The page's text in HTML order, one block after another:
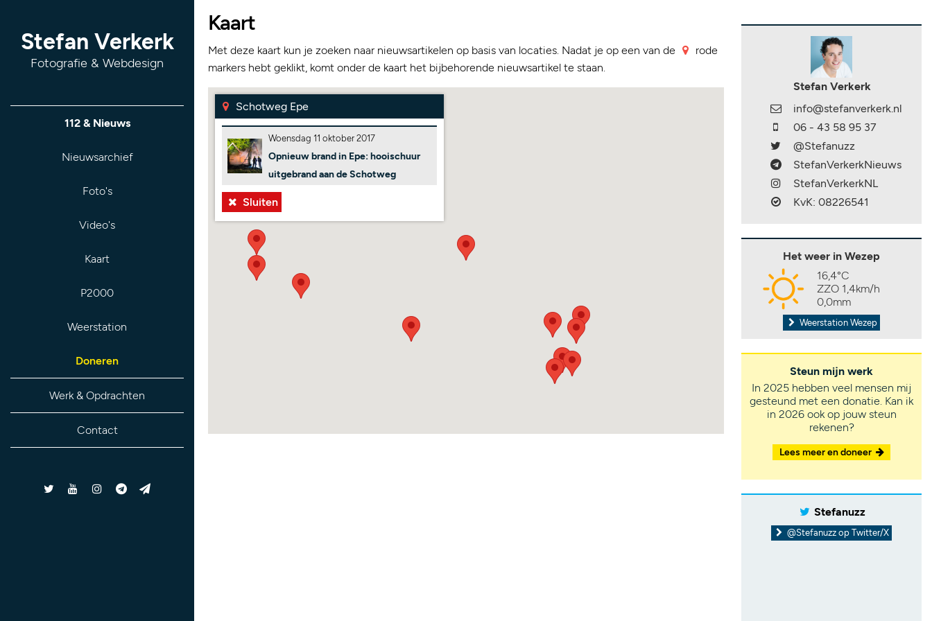
Stefan Verkerk
Fotografie & Webdesign
112 & Nieuws
Nieuwsarchief
Foto's
Video's
Kaart
P2000
Weerstation
Doneren
Werk & Opdrachten
Contact
Kaart
Met deze kaart kun je zoeken naar nieuwsartikelen op basis van locaties. Nadat je op een van de
rode
markers hebt geklikt, komt onder de kaart het bijbehorende nieuwsartikel te staan.
Schotweg Epe
Woensdag 11 oktober 2017
Opnieuw brand in Epe: hooischuur
uitgebrand aan de Schotweg
Sluiten
Stefan Verkerk
info@stefanverkerk.nl
06 - 43 58 95 37
@Stefanuzz
StefanVerkerkNieuws
StefanVerkerkNL
KvK: 08226541
Het weer in Wezep
16,4°C
ZZO 1,4km/h
0,0mm
Weerstation Wezep
Steun mijn werk
In 2025 hebben veel mensen mij
gesteund met een donatie. Kan ik
in 2026 ook op jouw steun
rekenen?
Lees meer en doneer
Stefanuzz
@Stefanuzz op Twitter/X